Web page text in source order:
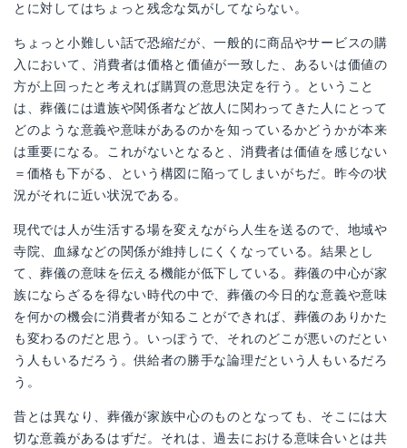
とに対してはちょっと残念な気がしてならない。
ちょっと小難しい話で恐縮だが、一般的に商品やサービスの購
入において、消費者は価格と価値が一致した、あるいは価値の
方が上回ったと考えれば購買の意思決定を行う。ということ
は、葬儀には遺族や関係者など故人に関わってきた人にとって
どのような意義や意味があるのかを知っているかどうかが本来
は重要になる。これがないとなると、消費者は価値を感じない
＝価格も下がる、という構図に陥ってしまいがちだ。昨今の状
況がそれに近い状況である。
現代では人が生活する場を変えながら人生を送るので、地域や
寺院、血縁などの関係が維持しにくくなっている。結果とし
て、葬儀の意味を伝える機能が低下している。葬儀の中心が家
族にならざるを得ない時代の中で、葬儀の今日的な意義や意味
を何かの機会に消費者が知ることができれば、葬儀のありかた
も変わるのだと思う。いっぽうで、それのどこが悪いのだとい
う人もいるだろう。供給者の勝手な論理だという人もいるだろ
う。
昔とは異なり、葬儀が家族中心のものとなっても、そこには大
切な意義があるはずだ。それは、過去における意味合いとは共